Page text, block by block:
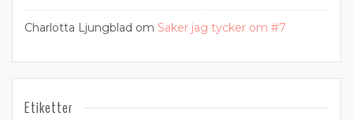
Charlotta Ljungblad om Saker jag tycker om #7
Etiketter